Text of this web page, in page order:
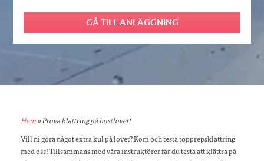
GÅ TILL ANLÄGGNING
Hem»Prova klättring på höstlovet!
Vill ni göra något extra kul på lovet? Kom och testa topprepsklättring
med oss! Tillsammans med våra instruktörer får du testa att klättra på